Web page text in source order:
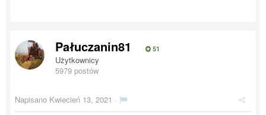
Pałuczanin81 51
Użytkownicy
5979 postów
Napisano Kwiecień 13, 2021 ·